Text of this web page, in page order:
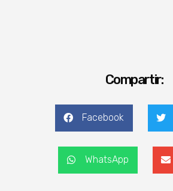
Compartir:
Facebook
WhatsApp